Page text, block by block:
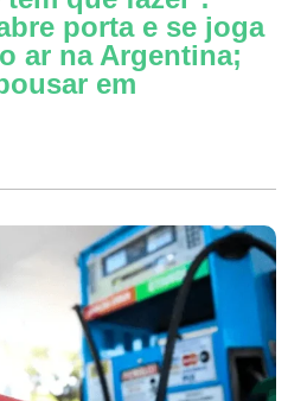
porta e se joga
ar na Argentina;
em